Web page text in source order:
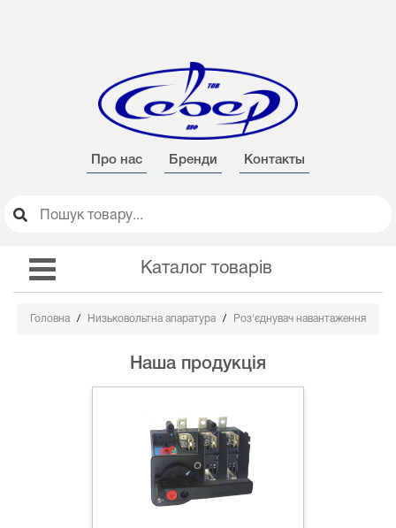
Про нас Бренди Контакты
Каталог товарів
Головна Низьковольтна апаратура Роз'єднувач навантаження
Наша продукція